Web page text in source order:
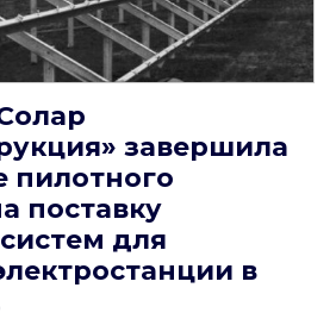
завершила
пилотного
поставку
для
в